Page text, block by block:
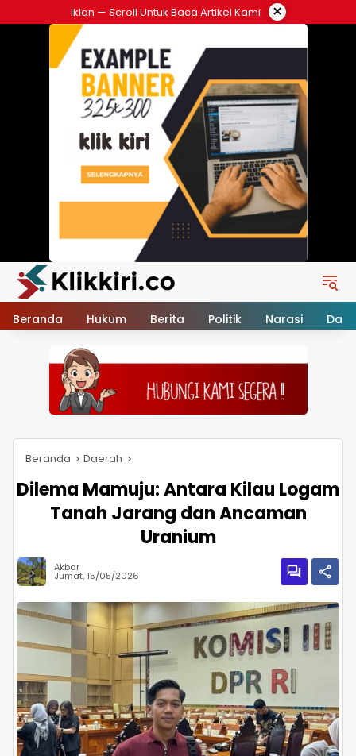
ke
Iklan — Scroll Untuk Baca Artikel Kami ×
Beranda Hukum Berita Politik Narasi
Beranda Daerah
Dilema Mamuju: Antara Kilau Logam
Tanah Jarang dan Ancaman
Uranium
Akbar
Jumat, 15/05/2026